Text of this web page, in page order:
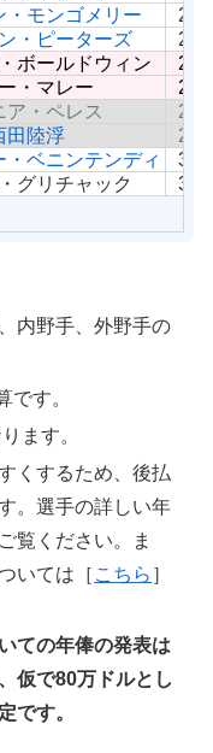
・モンゴメリー
23
・ピーターズ
26
ボールドウィン
26
・マレー
27
ア・ペレス
25
田陸浮
25
・ベニンテンディ
32
グリチャック 35
内野手、外野手の
です。
ます。
くするため、後払
。選手の詳しい年
覧ください。ま
いては［ こちら ］
ての年俸の発表は
仮で80万ドルとし
です。